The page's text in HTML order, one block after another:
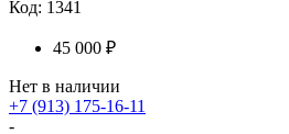
Код: 1341
45 000 ₽
Нет в наличии
+7 (913) 175-16-11
-